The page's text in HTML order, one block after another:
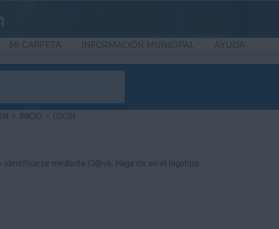
MI CARPETA INFORMACIÓN MUNICIPAL AYUDA
> INICIO > LOGIN
identificarse mediante Cl@ve. Haga clic en el logotipo.